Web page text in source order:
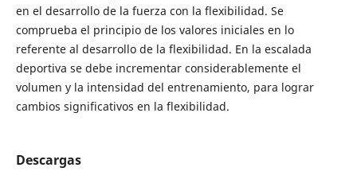
en el desarrollo de la fuerza con la flexibilidad. Se
comprueba el principio de los valores iniciales en lo
referente al desarrollo de la flexibilidad. En la escalada
deportiva se debe incrementar considerablemente el
volumen y la intensidad del entrenamiento, para lograr
cambios significativos en la flexibilidad.
Descargas